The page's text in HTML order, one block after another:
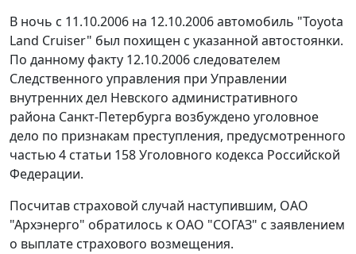
В ночь с 11.10.2006 на 12.10.2006 автомобиль "Toyota
Land Cruiser" был похищен с указанной автостоянки.
По данному факту 12.10.2006 следователем
Следственного управления при Управлении
внутренних дел Невского административного
района Санкт-Петербурга возбуждено уголовное
дело по признакам преступления, предусмотренного
частью 4 статьи 158Уголовного кодекса Российской
Федерации.
Посчитав страховой случай наступившим, ОАО
"Архэнерго" обратилось к ОАО "СОГАЗ" с заявлением
о выплате страхового возмещения.